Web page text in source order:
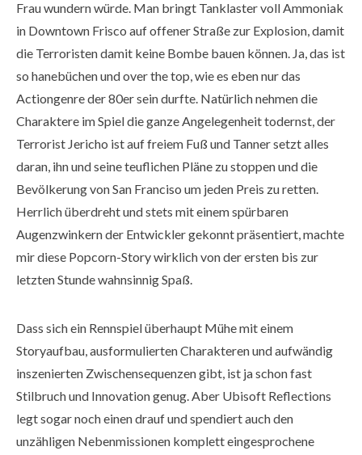
Frau wundern würde. Man bringt Tanklaster voll Ammoniak
in Downtown Frisco auf offener Straße zur Explosion, damit
die Terroristen damit keine Bombe bauen können. Ja, das ist
so hanebüchen und over the top, wie es eben nur das
Actiongenre der 80er sein durfte. Natürlich nehmen die
Charaktere im Spiel die ganze Angelegenheit todernst, der
Terrorist Jericho ist auf freiem Fuß und Tanner setzt alles
daran, ihn und seine teuflichen Pläne zu stoppen und die
Bevölkerung von San Franciso um jeden Preis zu retten.
Herrlich überdreht und stets mit einem spürbaren
Augenzwinkern der Entwickler gekonnt präsentiert, machte
mir diese Popcorn-Story wirklich von der ersten bis zur
letzten Stunde wahnsinnig Spaß.
Dass sich ein Rennspiel überhaupt Mühe mit einem
Storyaufbau, ausformulierten Charakteren und aufwändig
inszenierten Zwischensequenzen gibt, ist ja schon fast
Stilbruch und Innovation genug. Aber Ubisoft Reflections
legt sogar noch einen drauf und spendiert auch den
unzähligen Nebenmissionen komplett eingesprochene